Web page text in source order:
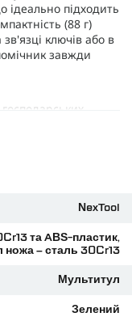
ідеально підходить
(88 г)
ключів або в
завжди
банок
скла
та
NexTool
та ABS-пластик,
ножа – сталь 30Cr13
Мультитул
Зелений